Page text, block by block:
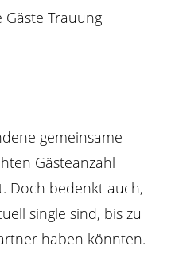
gemeinsame
Gästeanzahl
Doch bedenkt auch,
single sind, bis zu
haben könnten.